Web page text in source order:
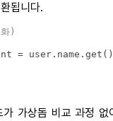
됩니다.
)
가상돔 비교 과정 없